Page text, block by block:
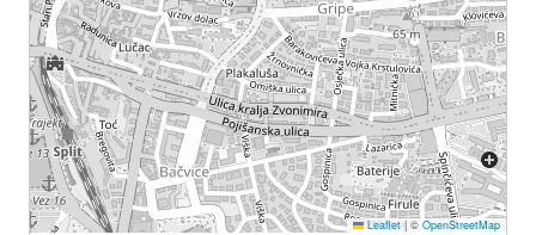
Leaflet |© OpenStreetMap